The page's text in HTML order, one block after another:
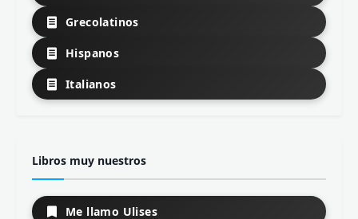
Grecolatinos
Hispanos
Italianos
Libros muy nuestros
Me llamo Ulises